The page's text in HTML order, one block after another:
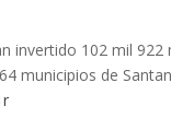
invertido 102 mil 922
municipios de